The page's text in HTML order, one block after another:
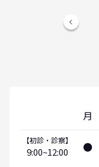
月
【初診・診察】
9:00~12:00 ●